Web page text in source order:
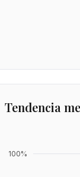
Tendencia
100%